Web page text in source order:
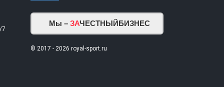
7
Мы – ЗАЧЕСТНЫЙБИЗНЕС
© 2017 - 2026 royal-sport.ru